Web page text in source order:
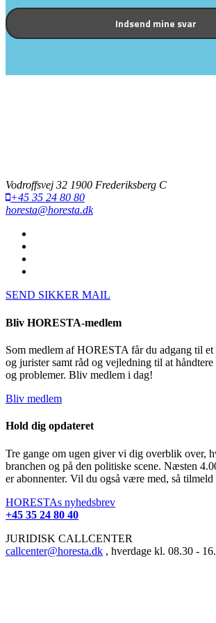
Vodroffsvej 32 1900 Frederiksberg C
+45 35 24 80 80
horesta@horesta.dk
SEND SIKKER MAIL
Bliv HORESTA-medlem
Som medlem af HORESTA får du adgang til et
og jurister samt råd og vejledning til at
og problemer. Bliv medlem i dag!
Bliv medlem
Hold dig opdateret
Tre gange om ugen giver vi dig overblik over,
branchen og på den politiske scene. Næsten
er abonnenter. Vil du også være med, så tilmeld
HORESTAs nyhedsbrev
+45 35 24 80 40
JURIDISK CALLCENTER
callcenter@horesta.dk , hverdage kl. 08.30 -